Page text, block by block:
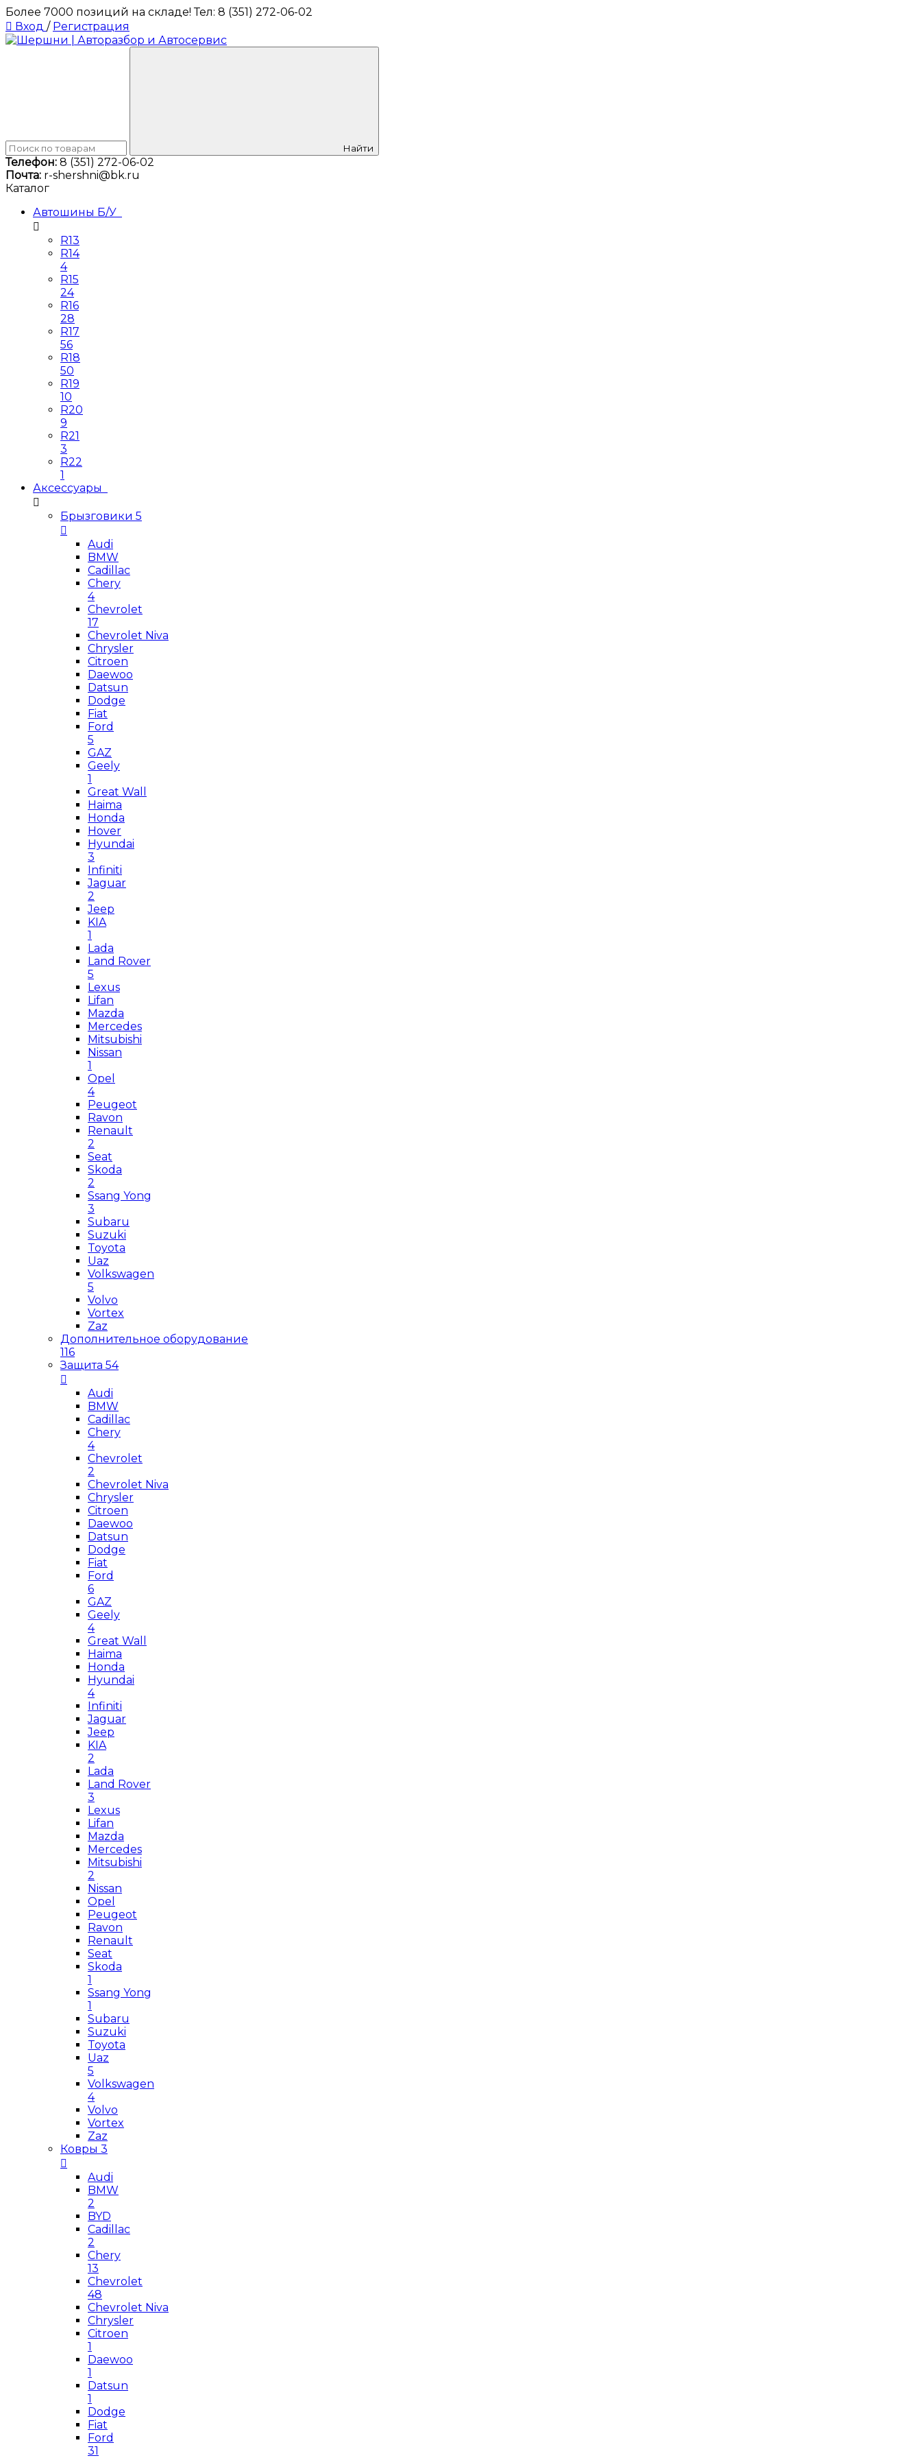
Более 7000 позиций на складе! Тел: 8 (351) 272-06-02
Вход / Регистрация
Найти
Телефон: 8 (351) 272-06-02
Почта: r-shershni@bk.ru
Каталог
Автошины Б/У
R13
R14
4
R15
24
R16
28
R17
56
R18
50
R19
10
R20
9
R21
3
R22
1
Аксессуары
Брызговики 5
Audi
BMW
Cadillac
Chery
4
Chevrolet
17
Chevrolet Niva
Chrysler
Citroen
Daewoo
Datsun
Dodge
Fiat
Ford
5
GAZ
Geely
1
Great Wall
Haima
Honda
Hover
Hyundai
3
Infiniti
Jaguar
2
Jeep
KIA
1
Lada
Land Rover
5
Lexus
Lifan
Mazda
Mercedes
Mitsubishi
Nissan
1
Opel
4
Peugeot
Ravon
Renault
2
Seat
Skoda
2
Ssang Yong
3
Subaru
Suzuki
Toyota
Uaz
Volkswagen
5
Volvo
Vortex
Zaz
Дополнительное оборудование
116
Защита 54
Audi
BMW
Cadillac
Chery
4
Chevrolet
2
Chevrolet Niva
Chrysler
Citroen
Daewoo
Datsun
Dodge
Fiat
Ford
6
GAZ
Geely
4
Great Wall
Haima
Honda
Hyundai
4
Infiniti
Jaguar
Jeep
KIA
2
Lada
Land Rover
3
Lexus
Lifan
Mazda
Mercedes
Mitsubishi
2
Nissan
Opel
Peugeot
Ravon
Renault
Seat
Skoda
1
Ssang Yong
1
Subaru
Suzuki
Toyota
Uaz
5
Volkswagen
4
Volvo
Vortex
Zaz
Ковры 3
Audi
BMW
2
BYD
Cadillac
2
Chery
13
Chevrolet
48
Chevrolet Niva
Chrysler
Citroen
1
Daewoo
1
Datsun
1
Dodge
Fiat
Ford
31